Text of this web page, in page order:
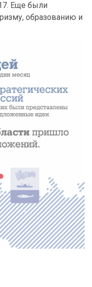
Еще были
образованию и